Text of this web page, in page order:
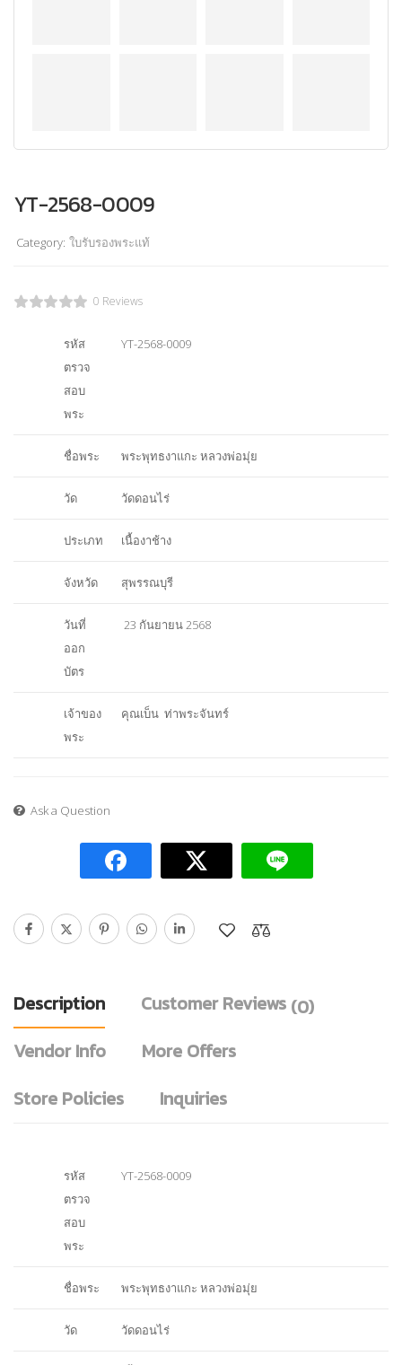
YT-2568-0009
Category: ใบรับรองพระแท้
0 Reviews
รหัส
ตรวจ
สอบ
พระ
YT-2568-0009
ชื่อพระ พระพุทธงาแกะ หลวงพ่อมุ่ย
วัด วัดดอนไร่
ประเภท เนื้องาช้าง
จังหวัด สุพรรณบุรี
วันที่
ออก
บัตร
23 กันยายน 2568
เจ้าของ
พระ
คุณเบ็น ท่าพระจันทร์
Ask a Question
Description Customer Reviews (0)
Vendor Info
More Offers
Store Policies
Inquiries
รหัส
ตรวจ
สอบ
พระ
YT-2568-0009
ชื่อพระ พระพุทธงาแกะ หลวงพ่อมุ่ย
วัด วัดดอนไร่